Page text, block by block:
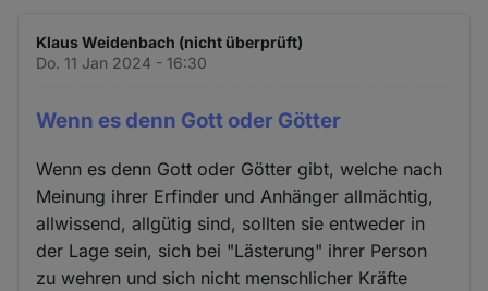
Klaus Weidenbach (nicht überprüft)
Do. 11 Jan 2024 - 16:30
Wenn es denn Gott oder Götter
Wenn es denn Gott oder Götter gibt, welche nach
Meinung ihrer Erfinder und Anhänger allmächtig,
allwissend, allgütig sind, sollten sie entweder in
der Lage sein, sich bei "Lästerung" ihrer Person
zu wehren und sich nicht menschlicher Kräfte